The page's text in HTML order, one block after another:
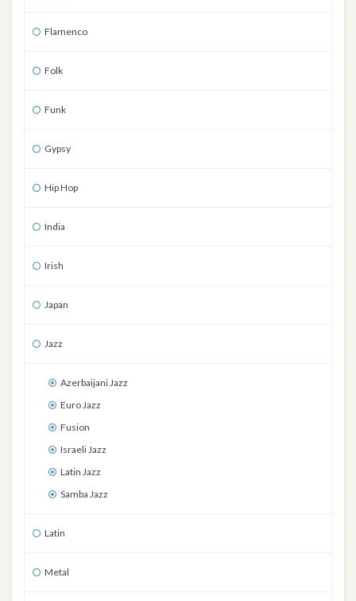
Flamenco
Folk
Funk
Gypsy
Hip Hop
India
Irish
Japan
Jazz
Azerbaijani Jazz
Euro Jazz
Fusion
Israeli Jazz
Latin Jazz
Samba Jazz
Latin
Metal